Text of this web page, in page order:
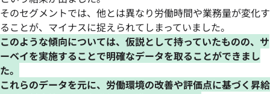
そのセグメントでは、他とは異なり労働時間や業務量が変化す
ることが、マイナスに捉えられてしまっていました。
このような傾向については、仮説として持っていたものの、サ
ーベイを実施することで明確なデータを取ることができまし
た。
これらのデータを元に、労働環境の改善や評価点に基づく昇給